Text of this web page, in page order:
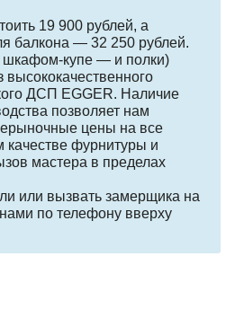
19 900 рублей, а
балкона — 32 250 рублей.
шкафом-купе — и полки)
высококачественного
ДСП EGGER. Наличие
позволяет нам
цены на все
качестве фурнитуры и
мастера в пределах
или вызвать замерщика на
по телефону вверху